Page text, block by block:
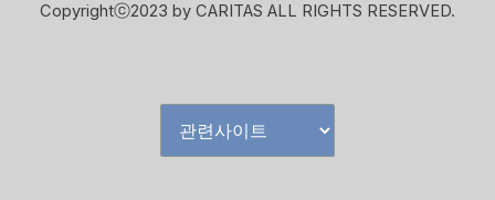
Copyrightⓒ2023 by CARITAS ALL RIGHTS RESERVED.